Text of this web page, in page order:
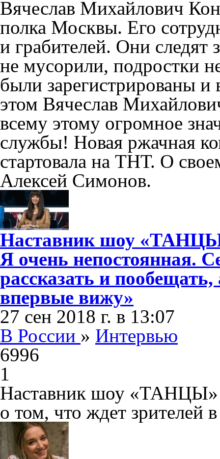
Вячеслав Михайлович
полка Москвы. Его
и грабителей. Они следят
не мусорили, подростки
были зарегистрированы
этом Вячеслав
всему этому огромное
службы! Новая ржачная
стартовала на ТНТ. О
Алексей Симонов.
Наставник шоу
Я очень непостоянная.
рассказать и пообещать,
впервые вижу»
27 сен 2018 г. в 13:07
В России » Интервью
6996
1
Наставник шоу «ТАНЦЫ»
о том, что ждет зрителей